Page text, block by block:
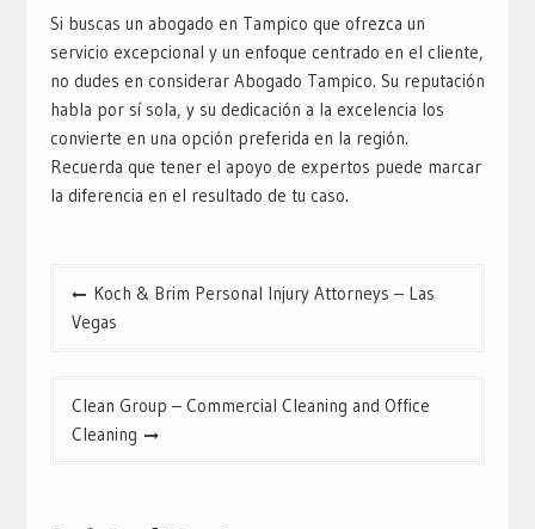
Si buscas un abogado en Tampico que ofrezca un
servicio excepcional y un enfoque centrado en el cliente,
no dudes en considerar Abogado Tampico. Su reputación
habla por sí sola, y su dedicación a la excelencia los
convierte en una opción preferida en la región.
Recuerda que tener el apoyo de expertos puede marcar
la diferencia en el resultado de tu caso.
Post
navigation
Koch & Brim Personal Injury Attorneys – Las
Vegas
Clean Group – Commercial Cleaning and Office
Cleaning